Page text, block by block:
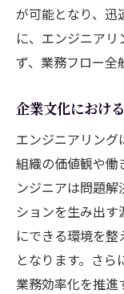
が可能となり、迅
に、エンジニア
ず、業務フロー全
企業文化におけ
エンジニアリング
組織の価値観や働
ンジニアは問題
ションを生み出
にできる環境を
となります。さ
業務効率化を推